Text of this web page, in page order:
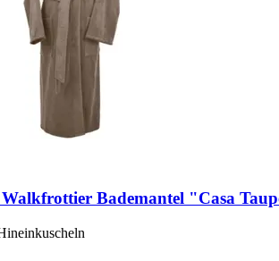
Walkfrottier Bademantel "Casa